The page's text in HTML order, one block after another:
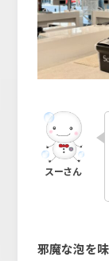
邪魔な泡を